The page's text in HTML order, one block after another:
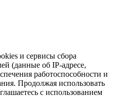
и сервисы сбора
(данные об IP-адресе,
работоспособности и
Продолжая использовать
с использованием